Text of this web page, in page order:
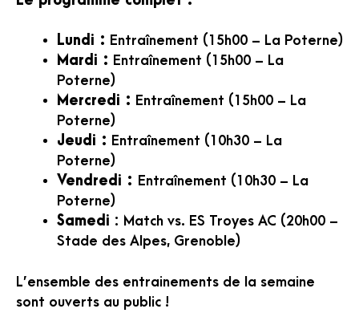
Lundi : Entraînement (15h00 – La Poterne)
Mardi : Entraînement (15h00 – La
Poterne)
Mercredi : Entraînement (15h00 – La
Poterne)
Jeudi : Entraînement (10h30 – La
Poterne)
Vendredi : Entraînement (10h30 – La
Poterne)
Samedi : Match vs. ES Troyes AC (20h00 –
Stade des Alpes, Grenoble)
L’ensemble des entrainements de la semaine
sont ouverts au public !